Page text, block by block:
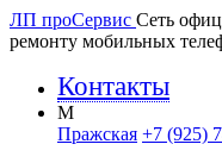
ЛП проСервис Сеть
ремонту мобильных
Контакты
M
Пражская +7 (925)